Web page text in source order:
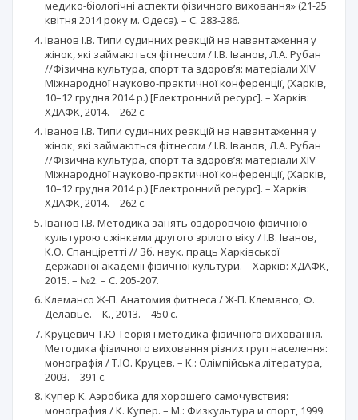
медико-біологічні аспекти фізичного виховання» (21-25
квітня 2014 року м. Одеса). – С. 283-286.
Іванов І.В. Типи судинних реакцій на навантаження у
жінок, які займаються фітнесом / І.В. Іванов, Л.А. Рубан
//Фізична культура, спорт та здоров’я: матеріали XIV
Міжнародної науково-практичної конференції, (Харків,
10–12 грудня 2014 р.) [Електронний ресурс]. – Харків:
ХДАФК, 2014. – 262 с.
Іванов І.В. Типи судинних реакцій на навантаження у
жінок, які займаються фітнесом / І.В. Іванов, Л.А. Рубан
//Фізична культура, спорт та здоров’я: матеріали XIV
Міжнародної науково-практичної конференції, (Харків,
10–12 грудня 2014 р.) [Електронний ресурс]. – Харків:
ХДАФК, 2014. – 262 с.
Іванов І.В. Методика занять оздоровчою фізичною
культурою c жінками другого зрілого віку / І.В. Іванов,
К.О. Спанціретті // Зб. наук. праць Харківської
державної академії фізичної культури. – Харків: ХДАФК,
2015. – №2. – С. 205-207.
Клемансо Ж-П. Анатомия фитнеса / Ж-П. Клемансо, Ф.
Делавье. – К., 2013. – 450 с.
Круцевич Т.Ю Теорія і методика фізичного виховання.
Методика фізичного виховання різних груп населення:
монографія / Т.Ю. Круцев. – К.: Олімпійська література,
2003. – 391 с.
Купер К. Аэробика для хорошего самочувствия:
монография / К. Купер. – М.: Физкультура и спорт, 1999.